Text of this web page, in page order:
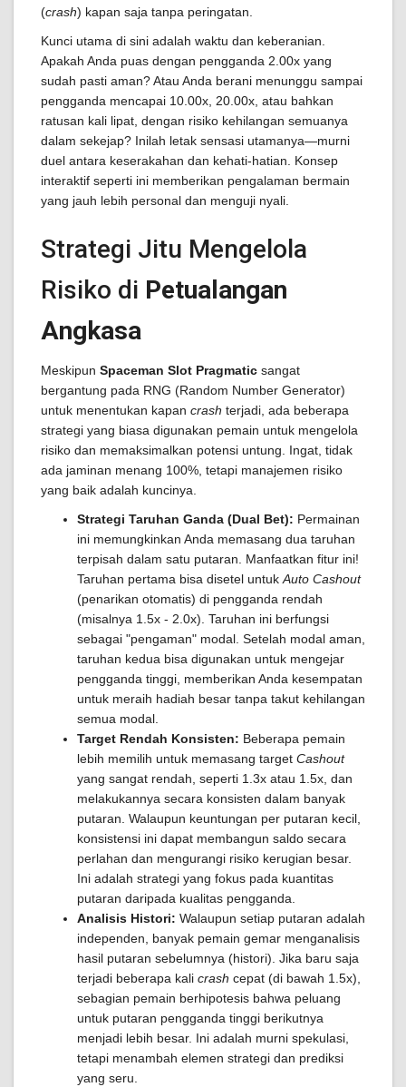
(crash) kapan saja tanpa peringatan.
Kunci utama di sini adalah waktu dan keberanian.
Apakah Anda puas dengan pengganda 2.00x yang
sudah pasti aman? Atau Anda berani menunggu sampai
pengganda mencapai 10.00x, 20.00x, atau bahkan
ratusan kali lipat, dengan risiko kehilangan semuanya
dalam sekejap? Inilah letak sensasi utamanya—murni
duel antara keserakahan dan kehati-hatian. Konsep
interaktif seperti ini memberikan pengalaman bermain
yang jauh lebih personal dan menguji nyali.
Strategi Jitu Mengelola
Risiko di Petualangan
Angkasa
Meskipun Spaceman Slot Pragmatic sangat
bergantung pada RNG (Random Number Generator)
untuk menentukan kapan crash terjadi, ada beberapa
strategi yang biasa digunakan pemain untuk mengelola
risiko dan memaksimalkan potensi untung. Ingat, tidak
ada jaminan menang 100%, tetapi manajemen risiko
yang baik adalah kuncinya.
Strategi Taruhan Ganda (Dual Bet): Permainan
ini memungkinkan Anda memasang dua taruhan
terpisah dalam satu putaran. Manfaatkan fitur ini!
Taruhan pertama bisa disetel untuk Auto Cashout
(penarikan otomatis) di pengganda rendah
(misalnya 1.5x - 2.0x). Taruhan ini berfungsi
sebagai "pengaman" modal. Setelah modal aman,
taruhan kedua bisa digunakan untuk mengejar
pengganda tinggi, memberikan Anda kesempatan
untuk meraih hadiah besar tanpa takut kehilangan
semua modal.
Target Rendah Konsisten: Beberapa pemain
lebih memilih untuk memasang target Cashout
yang sangat rendah, seperti 1.3x atau 1.5x, dan
melakukannya secara konsisten dalam banyak
putaran. Walaupun keuntungan per putaran kecil,
konsistensi ini dapat membangun saldo secara
perlahan dan mengurangi risiko kerugian besar.
Ini adalah strategi yang fokus pada kuantitas
putaran daripada kualitas pengganda.
Analisis Histori: Walaupun setiap putaran adalah
independen, banyak pemain gemar menganalisis
hasil putaran sebelumnya (histori). Jika baru saja
terjadi beberapa kali crash cepat (di bawah 1.5x),
sebagian pemain berhipotesis bahwa peluang
untuk putaran pengganda tinggi berikutnya
menjadi lebih besar. Ini adalah murni spekulasi,
tetapi menambah elemen strategi dan prediksi
yang seru.